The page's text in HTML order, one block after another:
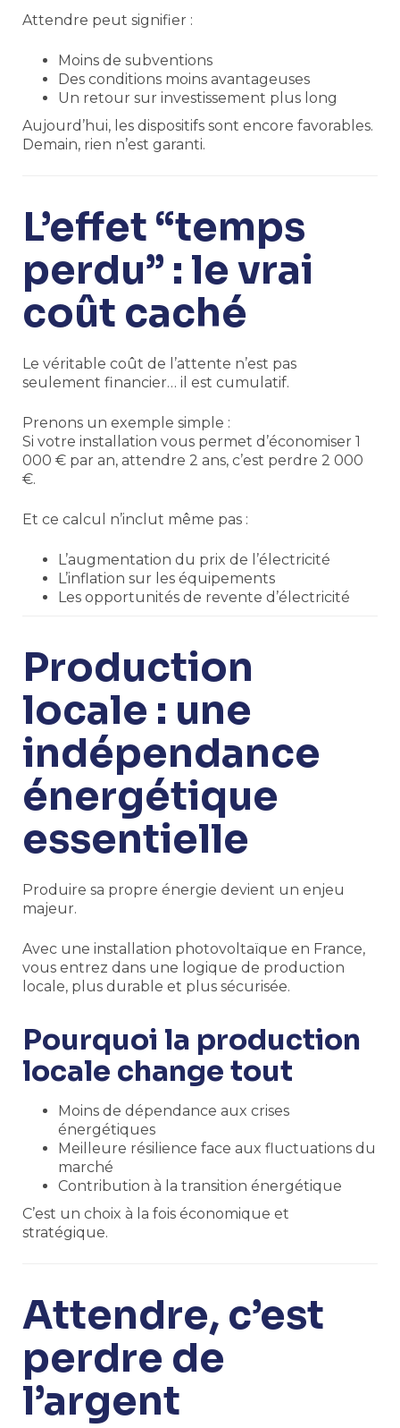
Attendre peut signifier :
Moins de subventions
Des conditions moins avantageuses
Un retour sur investissement plus long
Aujourd’hui, les dispositifs sont encore favorables.
Demain, rien n’est garanti.
L’effet “temps
perdu” : le vrai
coût caché
Le véritable coût de l’attente n’est pas
seulement financier… il est cumulatif.
Prenons un exemple simple :
Si votre installation vous permet d’économiser 1
000 € par an, attendre 2 ans, c’est perdre 2 000
€.
Et ce calcul n’inclut même pas :
L’augmentation du prix de l’électricité
L’inflation sur les équipements
Les opportunités de revente d’électricité
Production
locale : une
indépendance
énergétique
essentielle
Produire sa propre énergie devient un enjeu
majeur.
Avec une installation photovoltaïque en France,
vous entrez dans une logique de production
locale, plus durable et plus sécurisée.
Pourquoi la production
locale change tout
Moins de dépendance aux crises
énergétiques
Meilleure résilience face aux fluctuations du
marché
Contribution à la transition énergétique
C’est un choix à la fois économique et
stratégique.
Attendre, c’est
perdre de
l’argent